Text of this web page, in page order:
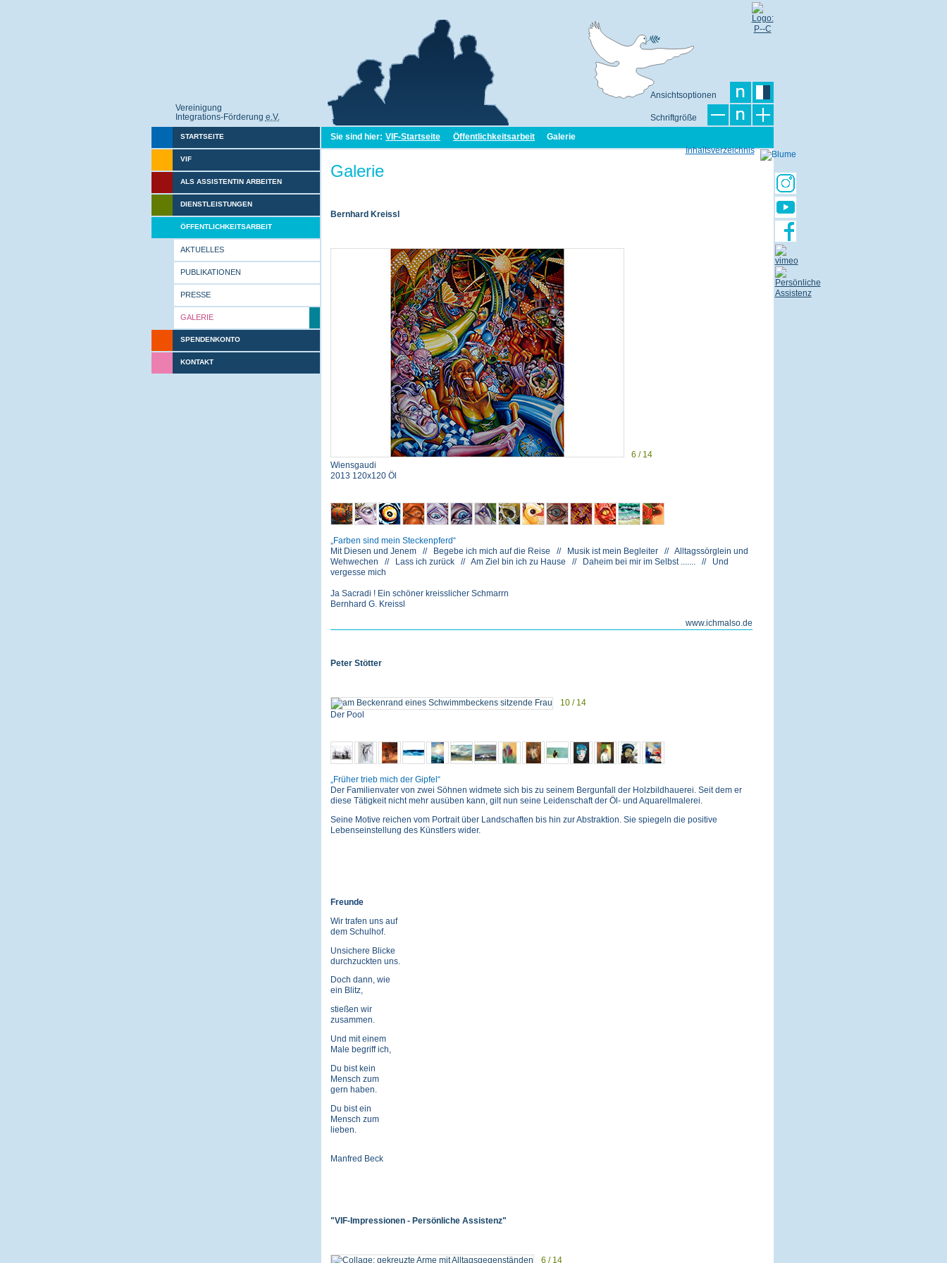
Vereinigung
Integrations-Förderung e.V.
Ansichtsoptionen
Schriftgröße
STARTSEITE
VIF
ALS ASSISTENTIN ARBEITEN
DIENSTLEISTUNGEN
ÖFFENTLICHKEITSARBEIT
AKTUELLES
PUBLIKATIONEN
PRESSE
GALERIE
SPENDENKONTO
KONTAKT
Sie sind hier: VIF-Startseite Öffentlichkeitsarbeit
Galerie
Inhaltsverzeichnis
Galerie
Bernhard Kreissl
6 / 14
Wiensgaudi
2013 120x120 Öl
Farben sind mein Steckenpferd
Mit Diesen und Jenem // Begebe ich mich auf die Reise // Musik ist mein Begleiter // Alltagssörglein und
Wehwechen // Lass ich zurück // Am Ziel bin ich zu Hause // Daheim bei mir im Selbst ....... // Und
vergesse mich
Ja Sacradi ! Ein schöner kreisslicher Schmarrn
Bernhard G. Kreissl
www.ichmalso.de
Peter Stötter
10 / 14
Der Pool
Früher trieb mich der Gipfel
Der Familienvater von zwei Söhnen widmete sich bis zu seinem Bergunfall der Holzbildhauerei. Seit dem er
diese Tätigkeit nicht mehr ausüben kann, gilt nun seine Leidenschaft der Öl- und Aquarellmalerei.
Seine Motive reichen vom Portrait über Landschaften bis hin zur Abstraktion. Sie spiegeln die positive
Lebenseinstellung des Künstlers wider.
Freunde
Wir trafen uns auf
dem Schulhof.
Unsichere Blicke
durchzuckten uns.
Doch dann, wie
ein Blitz,
stießen wir
zusammen.
Und mit einem
Male begriff ich,
Du bist kein
Mensch zum
gern haben.
Du bist ein
Mensch zum
lieben.
Manfred Beck
"VIF-Impressionen - Persönliche Assistenz"
6 / 14